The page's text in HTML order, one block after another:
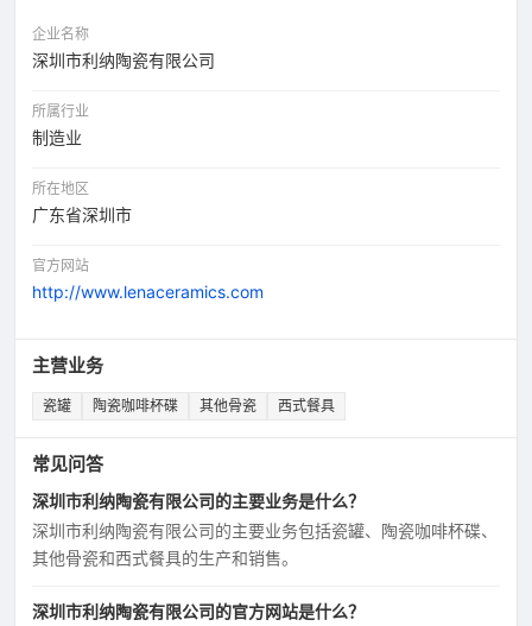
企业名称
深圳市利纳陶瓷有限公司
所属行业
制造业
所在地区
广东省深圳市
官方网站
http://www.lenaceramics.com
主营业务
瓷罐 陶瓷咖啡杯碟 其他骨瓷 西式餐具
常见问答
深圳市利纳陶瓷有限公司的主要业务是什么？
深圳市利纳陶瓷有限公司的主要业务包括瓷罐、陶瓷咖啡杯碟、
其他骨瓷和西式餐具的生产和销售。
深圳市利纳陶瓷有限公司的官方网站是什么？